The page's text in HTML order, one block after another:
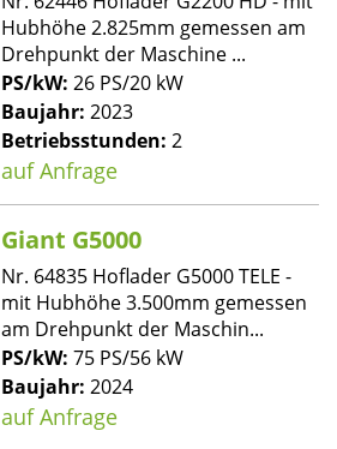
Hubhöhe 2.825mm gemessen am
Drehpunkt der Maschine ...
PS/kW: 26 PS/20 kW
Baujahr: 2023
Betriebsstunden: 2
auf Anfrage
Giant G5000
Nr. 64835 Hoflader G5000 TELE -
mit Hubhöhe 3.500mm gemessen
am Drehpunkt der Maschin...
PS/kW: 75 PS/56 kW
Baujahr: 2024
auf Anfrage